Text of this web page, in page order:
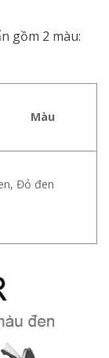
gồm 2 màu:
Màu
Đỏ đen